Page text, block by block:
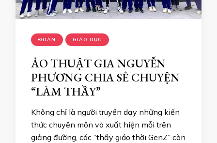
ĐOÀN GIÁO DỤC
ẢO THUẬT GIA NGUYỄN
PHƯƠNG CHIA SẺ CHUYỆN
“LÀM THẦY”
Không chỉ là người truyền dạy những kiến
thức chuyên môn và xuất hiện mỗi trên
giảng đường, các “thầy giáo thời GenZ” còn